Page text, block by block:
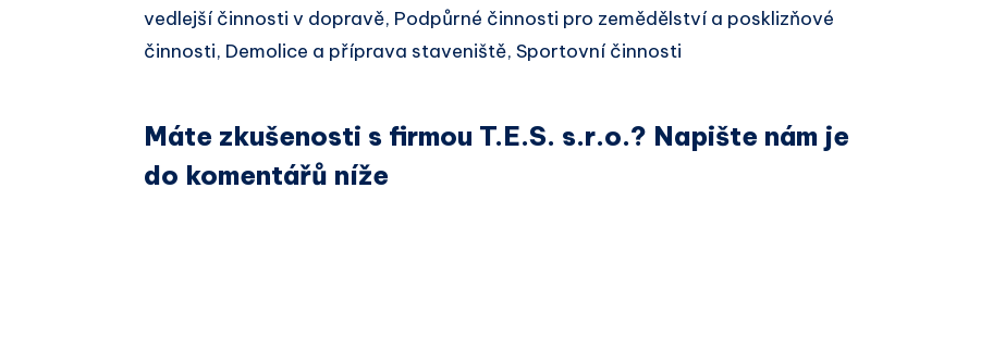
vedlejší činnosti v dopravě, Podpůrné činnosti pro zemědělství a posklizňové
činnosti, Demolice a příprava staveniště, Sportovní činnosti
Máte zkušenosti s firmou T.E.S. s.r.o.? Napište nám je
do komentářů níže